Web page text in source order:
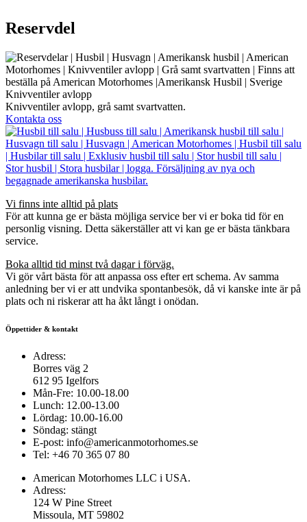
Reservdel
Knivventiler avlopp
Knivventiler avlopp, grå samt svartvatten.
Kontakta oss
Vi finns inte alltid på plats
För att kunna ge er bästa möjliga service ber vi er boka tid för en
personlig visning. Detta säkerställer att vi kan ge er bästa tänkbara
service.
Boka alltid tid minst två dagar i förväg.
Vi gör vårt bästa för att anpassa oss efter ert schema. Av samma
anledning ber vi er att undvika spontanbesök, då vi kanske inte är på
plats och ni riskerar att ha åkt långt i onödan.
Öppettider & kontakt
Adress:
Borres väg 2
612 95 Igelfors
Mån-Fre: 10.00-18.00
Lunch: 12.00-13.00
Lördag: 10.00-16.00
Söndag: stängt
E-post: info@americanmotorhomes.se
Tel: +46 70 365 07 80
American Motorhomes LLC i USA.
Adress:
124 W Pine Street
Missoula, MT 59802